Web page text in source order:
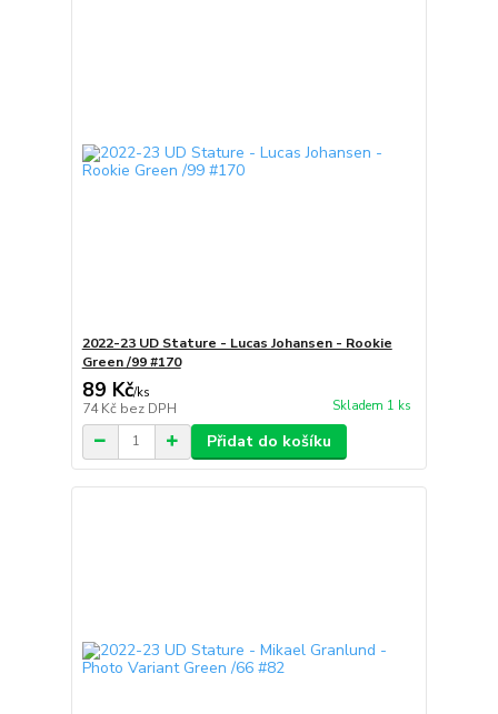
2022-23 UD Stature - Lucas Johansen - Rookie
Green /99 #170
89 Kč/ks
74 Kč bez DPH Skladem 1 ks
Přidat do košíku